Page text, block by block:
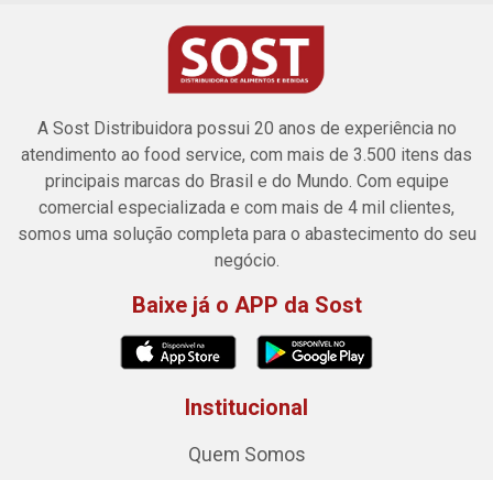
A Sost Distribuidora possui 20 anos de experiência no
atendimento ao food service, com mais de 3.500 itens das
principais marcas do Brasil e do Mundo. Com equipe
comercial especializada e com mais de 4 mil clientes,
somos uma solução completa para o abastecimento do seu
negócio.
Baixe já o APP da Sost
Institucional
Quem Somos